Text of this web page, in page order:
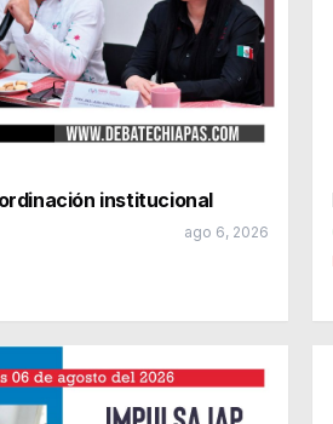
institucional
ago 6, 2026